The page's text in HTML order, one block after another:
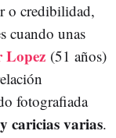
o credibilidad,
cuando unas
Lopez (51 años)
fotografiada
caricias varias.